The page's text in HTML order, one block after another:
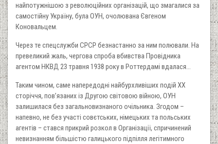
найпотужнішою з революційних організацій, що змагалися за
самостійну Україну, була ОУН, очолювана Євгеном
Коновальцем.
Через те спецслужби СРСР безнастанно за ним полювали. На
превеликий жаль, чергова спроба вбивства Провідника
агентом НКВД 23 травня 1938 року в Роттердамі вдалася…
Таким чином, саме напередодні найбурхливіших подій ХХ
сторіччя, пов’язаних із Другою світовою війною, ОУН
залишилася без загальновизнаного очільника. Згодом –
напевно, не без участі совєтських, німецьких та польських
агентів – стався прикрий розкол в Організації, спричинений
невизнанням більшістю галицького підпілля легітимного